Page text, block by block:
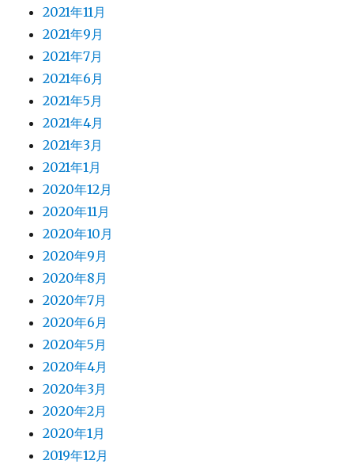
2021年11月
2021年9月
2021年7月
2021年6月
2021年5月
2021年4月
2021年3月
2021年1月
2020年12月
2020年11月
2020年10月
2020年9月
2020年8月
2020年7月
2020年6月
2020年5月
2020年4月
2020年3月
2020年2月
2020年1月
2019年12月